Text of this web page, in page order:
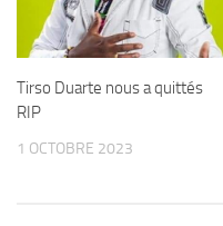
Tirso Duarte nous a quittés
RIP
1 OCTOBRE 2023